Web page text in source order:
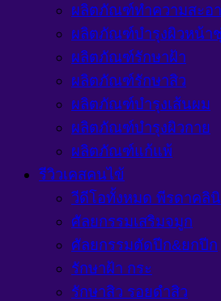
ผลิตภัณฑ์ทำความสะอ
ผลิตภัณฑ์บำรุงผิวหน้า
ผลิตภัณฑ์รักษาฝ้า
ผลิตภัณฑ์รักษาสิว
ผลิตภัณฑ์บำรุงเส้นผม
ผลิตภัณฑ์บำรุงผิวกาย
ผลิตภัณฑ์แก้แพ้
รีวิวเคสคนไข้
วีดีโอทั้งหมด พีรดาคลิ
ศัลยกรรมเสริมจมูก
ศัลยกรรมตัดปีก&ยกปีก
รักษาฝ้า กระ
รักษาสิว รอยดำสิว